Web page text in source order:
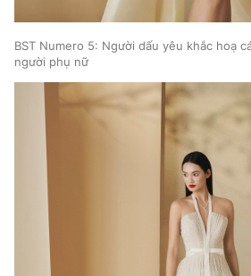
BST Numero 5: Người dấu yêu khắc hoạ
người phụ nữ